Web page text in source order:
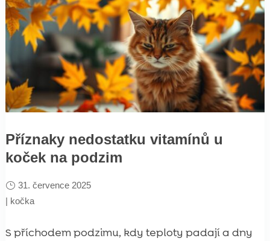
Příznaky nedostatku vitamínů u
koček na podzim
31. července 2025
| kočka
S příchodem podzimu, kdy teploty padají a dny